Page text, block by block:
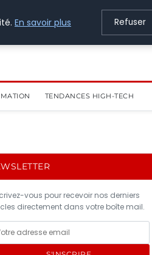
TENDANCES HIGH-TECH
vous pour recevoir nos derniers
directement dans votre boîte mail.
En savoir plus Refuser